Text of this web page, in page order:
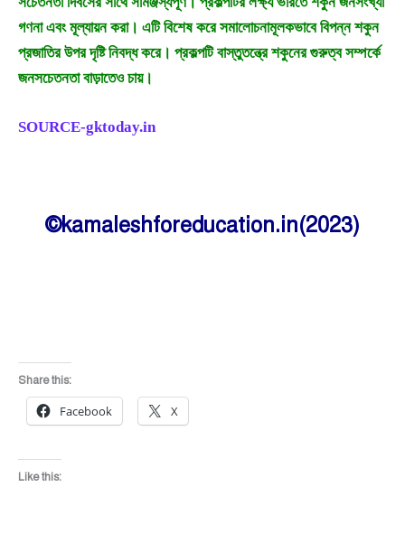
গণনা এবং মূল্যায়ন করা। এটি বিশেষ করে সমালোচনামূলকভাবে বিপন্ন শকুন
প্রজাতির উপর দৃষ্টি নিবদ্ধ করে। প্রকল্পটি বাস্তুতন্ত্রে শকুনের গুরুত্ব সম্পর্কে
জনসচেতনতা বাড়াতেও চায়।
SOURCE-gktoday.in
©kamaleshforeducation.in(2023)
Share this:
Facebook X
Like this: